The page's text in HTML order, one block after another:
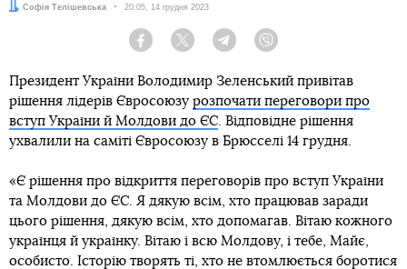
Автор:
Софія Телішевська Дата:
20:05, 14 грудня 2023
Facebook Twitter Telegram
Президент України Володимир Зеленський привітав
рішення лідерів Євросоюзу розпочати переговори про
вступ України й Молдови до ЄС . Відповідне рішення
ухвалили на саміті Євросоюзу в Брюсселі 14 грудня.
«Є рішення про відкриття переговорів про вступ України
та Молдови до ЄС. Я дякую всім, хто працював заради
цього рішення, дякую всім, хто допомагав. Вітаю кожного
українця й українку. Вітаю і всю Молдову, і тебе, Майє,
особисто. Історію творять ті, хто не втомлюється боротися